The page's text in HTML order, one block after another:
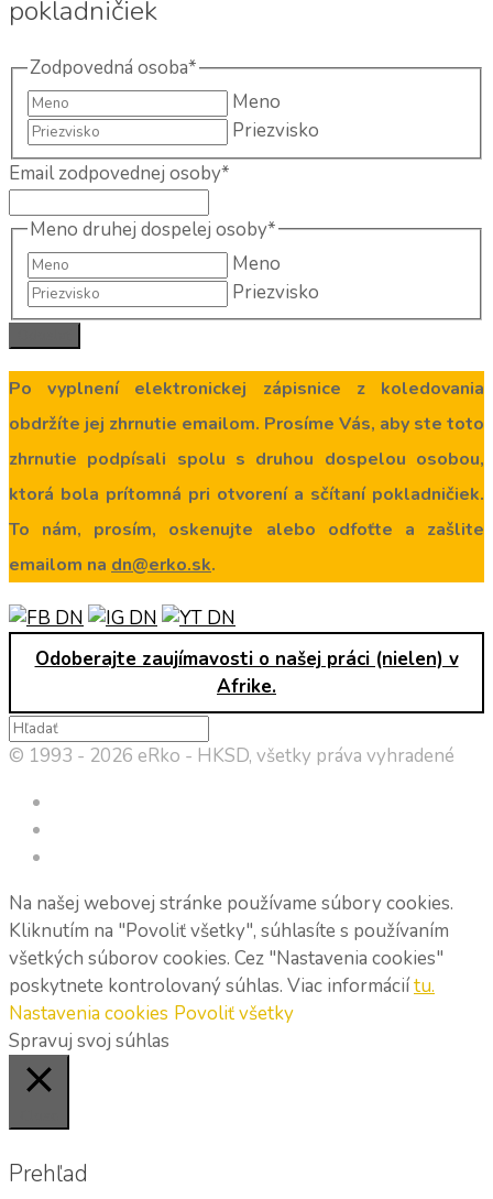
pokladničiek
Zodpovedná osoba*
Meno
Priezvisko
Email zodpovednej osoby*
Meno druhej dospelej osoby*
Meno
Priezvisko
Po vyplnení elektronickej zápisnice z koledovania
obdržíte jej zhrnutie emailom. Prosíme Vás, aby ste toto
zhrnutie podpísali spolu s druhou dospelou osobou,
ktorá bola prítomná pri otvorení a sčítaní pokladničiek.
To nám, prosím, oskenujte alebo odfoťte a zašlite
emailom na dn@erko.sk.
Odoberajte zaujímavosti o našej práci (nielen) v
Afrike.
© 1993 - 2026 eRko - HKSD, všetky práva vyhradené
Na našej webovej stránke používame súbory cookies.
Kliknutím na "Povoliť všetky", súhlasíte s používaním
všetkých súborov cookies. Cez "Nastavenia cookies"
poskytnete kontrolovaný súhlas. Viac informáciítu.
Nastavenia cookies Povoliť všetky
Spravuj svoj súhlas
Prehľad